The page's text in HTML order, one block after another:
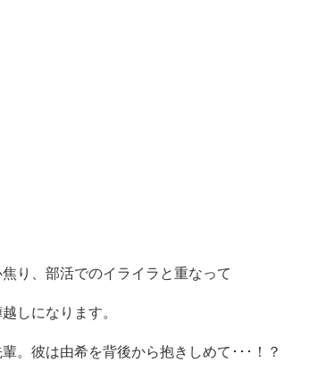
り、部活でのイライラと重なって
しになります。
。彼は由希を背後から抱きしめて･･･！？